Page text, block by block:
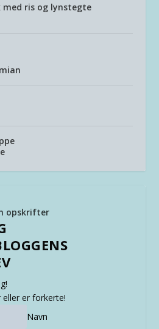
med ris og lynstegte
er forkerte!
Navn